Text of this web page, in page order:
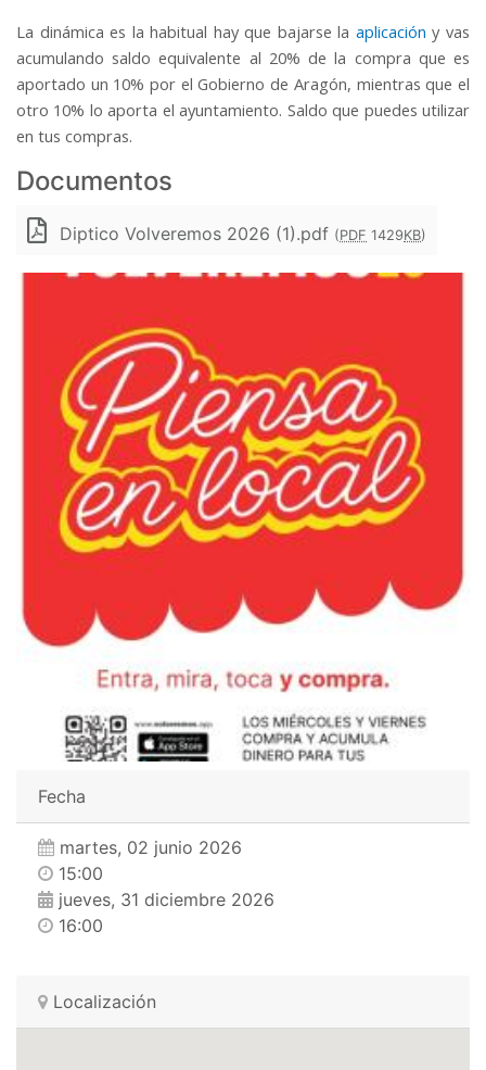
La dinámica es la habitual hay que bajarse la aplicacióny vas
acumulando saldo equivalente al 20% de la compra que es
aportado un 10% por el Gobierno de Aragón, mientras que el
otro 10% lo aporta el ayuntamiento. Saldo que puedes utilizar
en tus compras.
Documentos
Diptico Volveremos 2026 (1).pdf (PDF 1429KB)
Fecha
martes, 02 junio 2026
15:00
jueves, 31 diciembre 2026
16:00
Localización